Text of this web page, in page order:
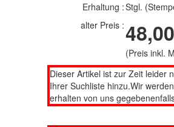
Erhaltung :Stgl.
alter Preis :
(Preis inkl.
Dieser Artikel ist zur Zeit leider
Ihrer Suchliste hinzu.Wir
erhalten von uns